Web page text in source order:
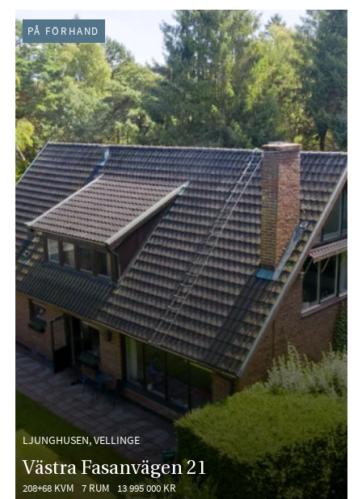
LJUNGHUSEN, VELLINGE
Västra Fasanvägen 21
208+68 KVM 7 RUM 13 995 000 KR
PÅ FÖRHAND